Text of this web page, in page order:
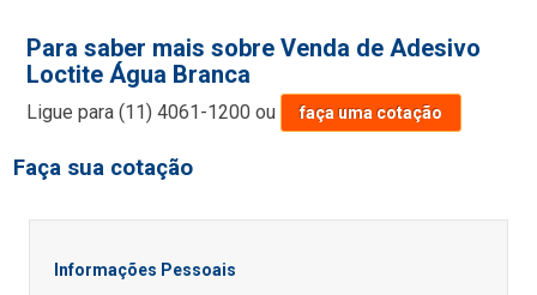
Para saber mais sobre Venda de Adesivo
Loctite Água Branca
Ligue para(11) 4061-1200 ou faça uma cotação
Faça sua cotação
Informações Pessoais